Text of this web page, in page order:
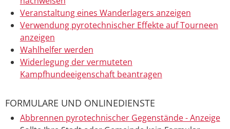
Veranstaltung eines Wanderlagers anzeigen
Verwendung pyrotechnischer Effekte auf Tourneen
anzeigen
Wahlhelfer werden
Widerlegung der vermuteten
Kampfhundeeigenschaft beantragen
FORMULARE UND ONLINEDIENSTE
Abbrennen pyrotechnischer Gegenstände - Anzeige